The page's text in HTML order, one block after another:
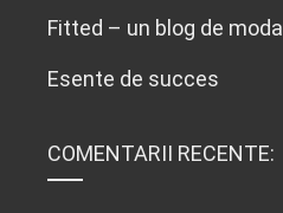
Fitted – un blog de moda
Esente de succes
COMENTARII RECENTE: